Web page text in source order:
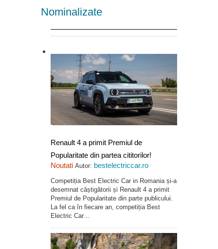
Nominalizate
Renault 4 a primit Premiul de
Popularitate din partea cititorilor!
Noutati Autor: bestelectriccar.ro
Competiția Best Electric Car in Romania și-a
desemnat câștigătorii și Renault 4 a primit
Premiul de Popularitate din parte publicului.
La fel ca în fiecare an, competiția Best
Electric Car…